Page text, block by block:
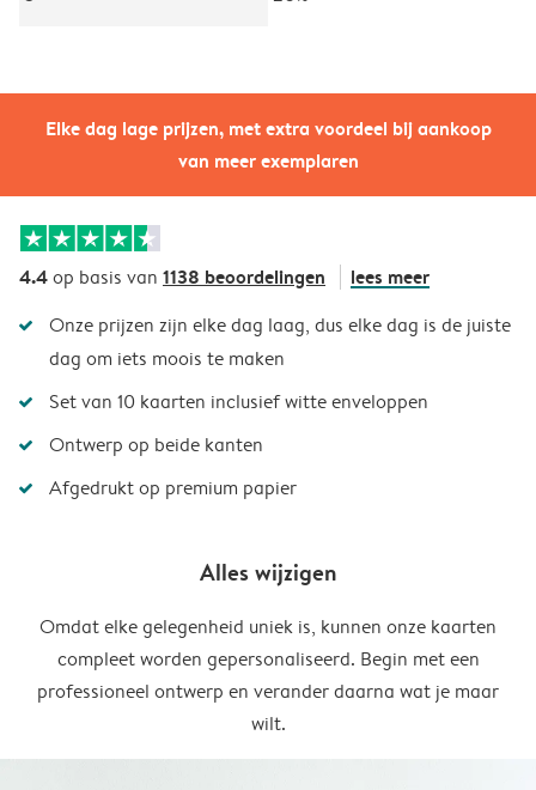
Elke dag lage prijzen, met extra voordeel bij aankoop
van meer exemplaren
4.4op basis van 1138 beoordelingen lees meer
Onze prijzen zijn elke dag laag, dus elke dag is de juiste
dag om iets moois te maken
Set van 10 kaarten inclusief witte enveloppen
Ontwerp op beide kanten
Afgedrukt op premium papier
Alles wijzigen
Omdat elke gelegenheid uniek is, kunnen onze kaarten
compleet worden gepersonaliseerd. Begin met een
professioneel ontwerp en verander daarna wat je maar
wilt.